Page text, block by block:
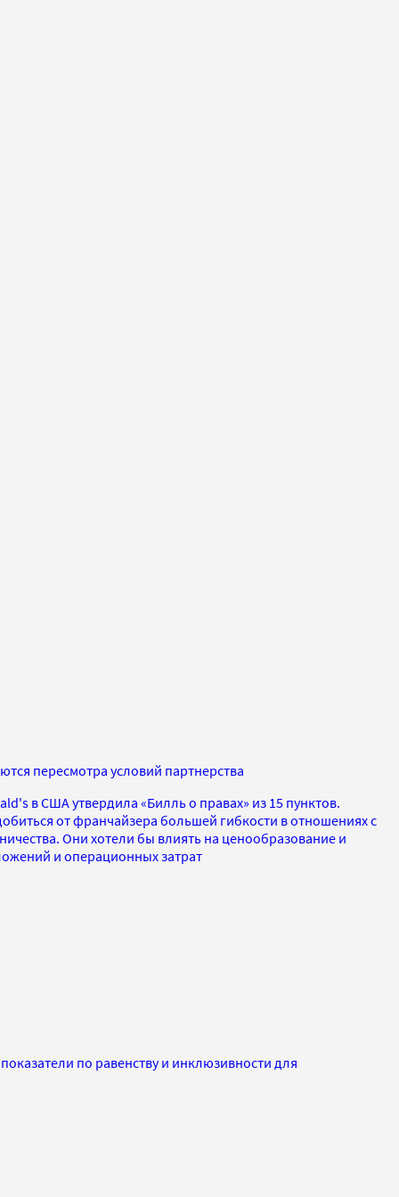
пересмотра условий партнерства
в США утвердила «Билль о правах» из 15 пунктов.
от франчайзера большей гибкости в отношениях с
Они хотели бы влиять на ценообразование и
и операционных затрат
по равенству и инклюзивности для